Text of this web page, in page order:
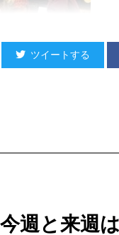
紹介してたって。
かな審美眼持ってたん
ツイートする
今週と来週